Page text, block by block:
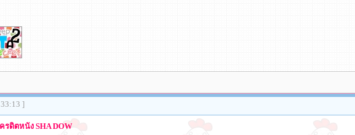
]
ดิตหนัง SHA DOW